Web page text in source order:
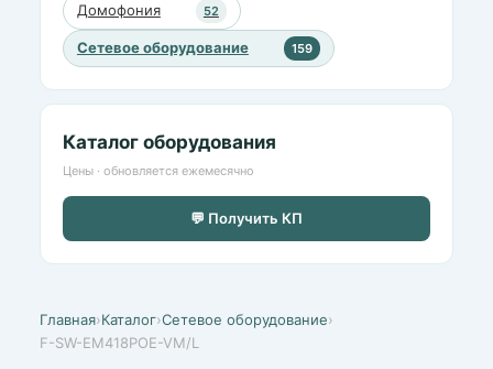
Домофония 52
Сетевое оборудование 159
Каталог оборудования
Цены · обновляется ежемесячно
💬 Получить КП
Главная›Каталог›Сетевое оборудование›
F-SW-EM418POE-VM/L